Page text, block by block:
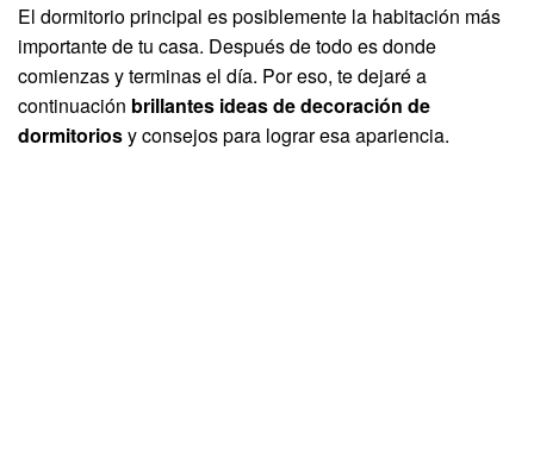
El dormitorio principal es posiblemente la habitación más
importante de tu casa. Después de todo es donde
comienzas y terminas el día. Por eso, te dejaré a
continuación brillantes ideas de decoración de
dormitoriosy consejos para lograr esa apariencia.